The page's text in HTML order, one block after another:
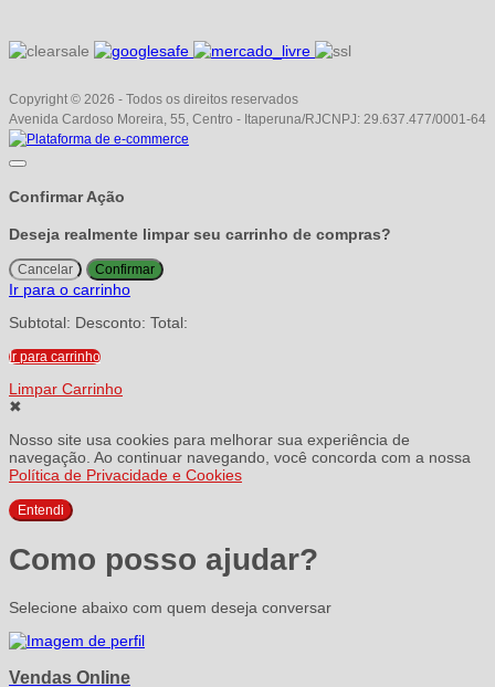
Copyright © 2026 - Todos os direitos reservados
Avenida Cardoso Moreira, 55, Centro - Itaperuna/RJCNPJ: 29.637.477/0001-64
Confirmar Ação
Deseja realmente limpar seu carrinho de compras?
Cancelar Confirmar
Ir para o carrinho
Subtotal: Desconto: Total:
Ir para carrinho
Limpar Carrinho
✖
Nosso site usa cookies para melhorar sua experiência de
navegação. Ao continuar navegando, você concorda com a nossa
Política de Privacidade e Cookies
Entendi
Como posso ajudar?
Selecione abaixo com quem deseja conversar
Vendas Online